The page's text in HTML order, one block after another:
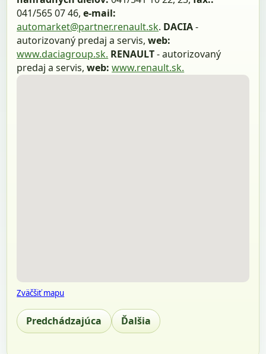
041/565 07 46,e-mail:
automarket@partner.renault.sk. DACIA-
autorizovaný predaj a servis,web:
www.daciagroup.sk. RENAULT- autorizovaný
predaj a servis,web: www.renault.sk.
Zväčšiť mapu
Predchádzajúca Ďalšia